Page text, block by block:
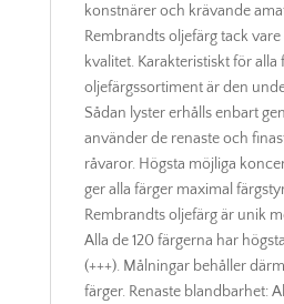
konstnärer och krävande
Rembrandts oljefärg tack
kvalitet. Karakteristiskt för alla
oljefärgssortiment är den
Sådan lyster erhålls enbart
använder de renaste och
råvaror. Högsta möjliga
ger alla färger maximal
Rembrandts oljefärg är unik
Alla de 120 färgerna har
(+++). Målningar behåller
färger. Renaste blandbarhet: